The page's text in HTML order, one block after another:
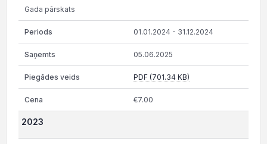
Gada pārskats
01.01.2024 - 31.12.2024
05.06.2025
PDF (701.34 KB)
€7.00
2023